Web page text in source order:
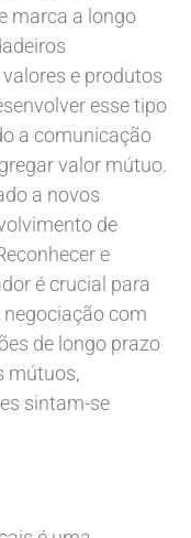
marca a longo
e produtos
esse tipo
a comunicação
valor mútuo.
a novos
de
e
é crucial para
com
de longo prazo
mútuos,
sintam-se